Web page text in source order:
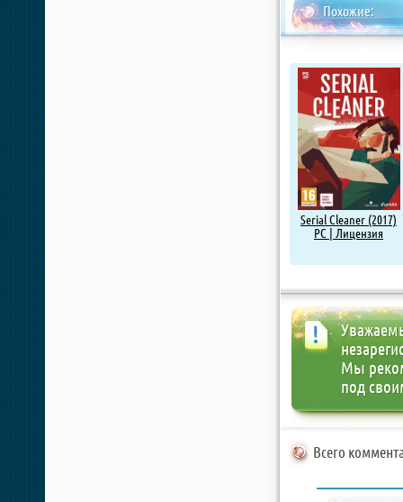
Похожие:
Serial Cleaner (2017)
PC | Лицензия
Мы
под
Всего